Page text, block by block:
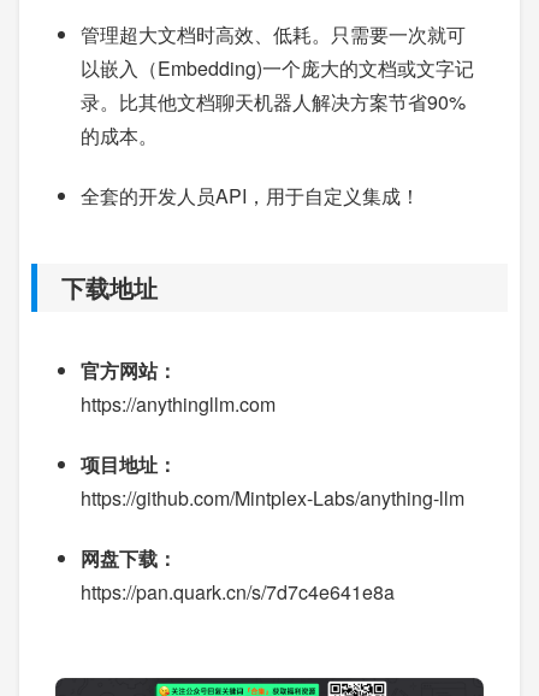
管理超大文档时高效、低耗。只需要一次就可
以嵌入（Embedding)一个庞大的文档或文字记
录。比其他文档聊天机器人解决方案节省90%
的成本。
全套的开发人员API，用于自定义集成！
下载地址
官方网站：
https://anythingllm.com
项目地址：
https://github.com/Mintplex-Labs/anything-llm
网盘下载：
https://pan.quark.cn/s/7d7c4e641e8a